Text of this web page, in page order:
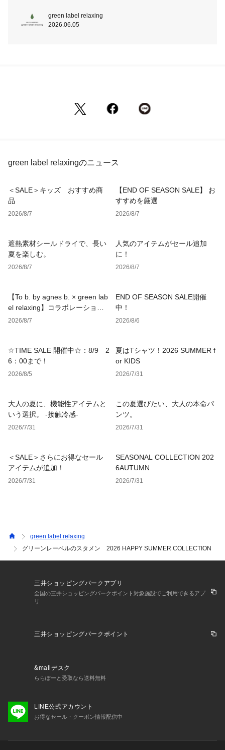
green label relaxing
2026.06.05
green label relaxingのニュース
＜SALE＞キッズ おすすめ商
品
2026/8/7
【END OF SEASON SALE】 お
すすめを厳選
2026/8/7
遮熱素材シールドライで、長い
夏を楽しむ。
2026/8/7
人気のアイテムがセール追加
に！
2026/8/7
【To b. by agnes b. × green lab
el relaxing】コラボレーション
アイテム
2026/8/7
END OF SEASON SALE開催
中！
2026/8/6
☆TIME SALE 開催中☆：8/9 2
6：00まで！
2026/8/5
夏はTシャツ！2026 SUMMER f
or KIDS
2026/7/31
大人の夏に、機能性アイテムと
いう選択。 -接触冷感-
2026/7/31
この夏選びたい、大人の本命パ
ンツ。
2026/7/31
＜SALE＞さらにお得なセール
アイテムが追加！
2026/7/31
SEASONAL COLLECTION 202
6AUTUMN
2026/7/31
green label relaxing
グリーンレーベルのスタメン 2026 HAPPY SUMMER COLLECTION
三井ショッピングパークアプリ
全国の三井ショッピングパークポイント対象施設でご利用できるアプ
リ
三井ショッピングパークポイント
&mallデスク
ららぽーと受取なら送料無料
LINE公式アカウント
お得なセール・クーポン情報配信中